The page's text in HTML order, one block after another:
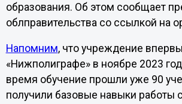
образования. Об этом сообщает
облправительства со ссылкой на
Напомним, что учреждение
«Нижполиграфе» в ноябре 2023
время обучение прошли уже 90
получили базовые навыки работы с